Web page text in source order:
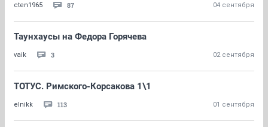
cten1965 87 04 сентября
Таунхаусы на Федора Горячева
vaik 3 02 сентября
ТОТУС. Римского-Корсакова 1\1
elnikk 113 01 сентября